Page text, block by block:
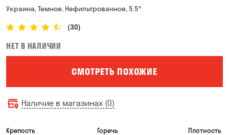
Украина, Темное, Нефильтрованное, 5.5°
(30)
НЕТ В НАЛИЧИИ
СМОТРЕТЬ ПОХОЖИЕ
Наличие в магазинах (0)
Крепость Горечь Плотность